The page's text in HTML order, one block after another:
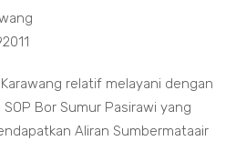
relatif melayani dengan
Bor Sumur Pasirawi yang
Aliran Sumbermataair